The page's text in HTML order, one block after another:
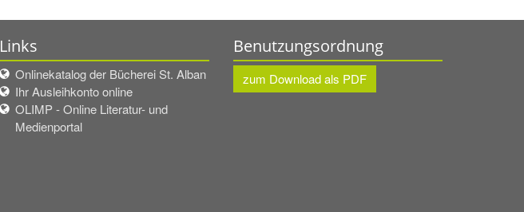
Links
Onlinekatalog der Bücherei St. Alban
Ihr Ausleihkonto online
OLIMP - Online Literatur- und
Medienportal
Benutzungsordnung
zum Download als PDF